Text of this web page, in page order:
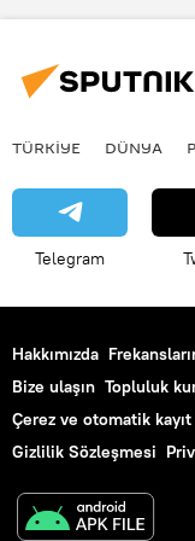
ABD
Rusya
Güney Kore
TÜRKIYE DÜNYA
Telegram
Hakkımızda
Bize ulaşın Topluluk
Çerez ve otomatik
Gizlilik Sözleşmesi